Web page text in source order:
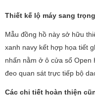
Thiết kế lộ máy sang trọng
Mẫu đồng hồ này sở hữu
xanh navy kết hợp họa tiết
nhấn nằm ở ô cửa sổ
đeo quan sát trực tiếp bộ
Các chi tiết hoàn thiện